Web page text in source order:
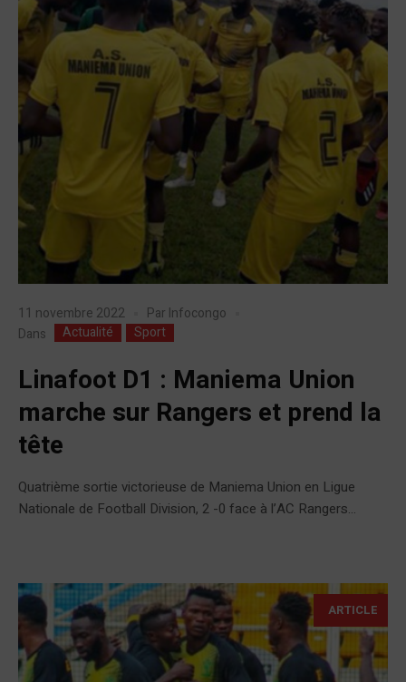
11 novembre 2022 Par Infocongo
Dans
Actualité Sport
Linafoot D1 : Maniema Union
marche sur Rangers et prend la
tête
Quatrième sortie victorieuse de Maniema Union en Ligue
Nationale de Football Division, 2 -0 face à l’AC Rangers...
ARTICLE